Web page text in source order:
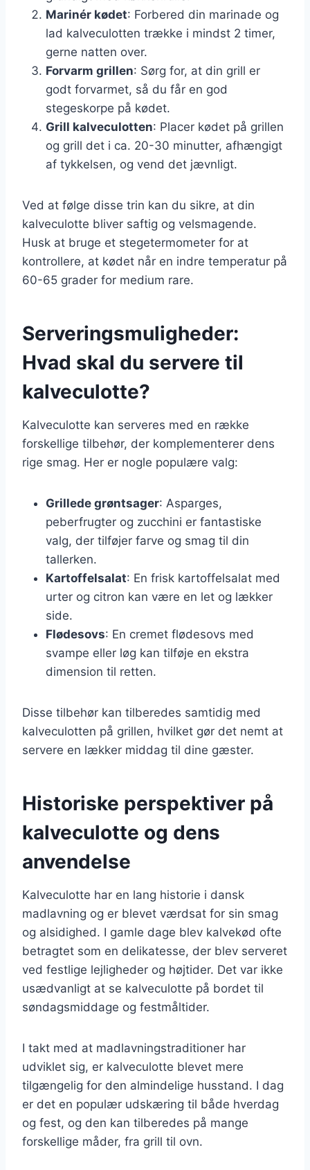
Marinér kødet: Forbered din marinade og
lad kalveculotten trække i mindst 2 timer,
gerne natten over.
Forvarm grillen: Sørg for, at din grill er
godt forvarmet, så du får en god
stegeskorpe på kødet.
Grill kalveculotten: Placer kødet på grillen
og grill det i ca. 20-30 minutter, afhængigt
af tykkelsen, og vend det jævnligt.
Ved at følge disse trin kan du sikre, at din
kalveculotte bliver saftig og velsmagende.
Husk at bruge et stegetermometer for at
kontrollere, at kødet når en indre temperatur på
60-65 grader for medium rare.
Serveringsmuligheder:
Hvad skal du servere til
kalveculotte?
Kalveculotte kan serveres med en række
forskellige tilbehør, der komplementerer dens
rige smag. Her er nogle populære valg:
Grillede grøntsager: Asparges,
peberfrugter og zucchini er fantastiske
valg, der tilføjer farve og smag til din
tallerken.
Kartoffelsalat: En frisk kartoffelsalat med
urter og citron kan være en let og lækker
side.
Flødesovs: En cremet flødesovs med
svampe eller løg kan tilføje en ekstra
dimension til retten.
Disse tilbehør kan tilberedes samtidig med
kalveculotten på grillen, hvilket gør det nemt at
servere en lækker middag til dine gæster.
Historiske perspektiver på
kalveculotte og dens
anvendelse
Kalveculotte har en lang historie i dansk
madlavning og er blevet værdsat for sin smag
og alsidighed. I gamle dage blev kalvekød ofte
betragtet som en delikatesse, der blev serveret
ved festlige lejligheder og højtider. Det var ikke
usædvanligt at se kalveculotte på bordet til
søndagsmiddage og festmåltider.
I takt med at madlavningstraditioner har
udviklet sig, er kalveculotte blevet mere
tilgængelig for den almindelige husstand. I dag
er det en populær udskæring til både hverdag
og fest, og den kan tilberedes på mange
forskellige måder, fra grill til ovn.